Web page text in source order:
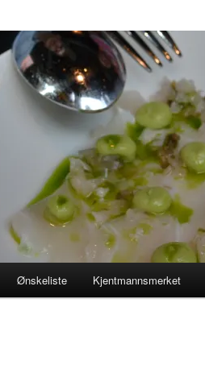
Ønskeliste Kjentmannsmerket